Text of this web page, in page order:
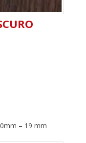
– 19 mm